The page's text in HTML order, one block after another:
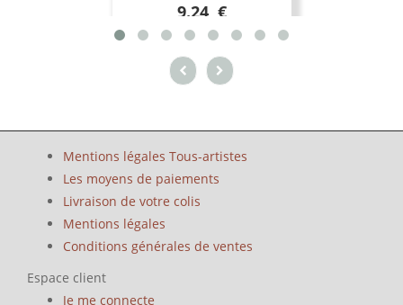
9.24 €
Mentions légales Tous-artistes
Les moyens de paiements
Livraison de votre colis
Mentions légales
Conditions générales de ventes
Espace client
Je me connecte